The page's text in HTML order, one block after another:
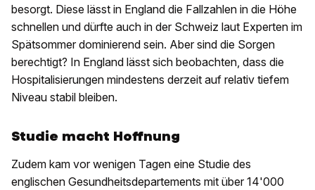
besorgt. Diese lässt in England die Fallzahlen in die Höhe
schnellen und dürfte auch in der Schweiz laut Experten im
Spätsommer dominierend sein. Aber sind die Sorgen
berechtigt? In England lässt sich beobachten, dass die
Hospitalisierungen mindestens derzeit auf relativ tiefem
Niveau stabil bleiben.
Studie macht Hoffnung
Zudem kam vor wenigen Tagen eine Studie des
englischen Gesundheitsdepartements mit über 14'000